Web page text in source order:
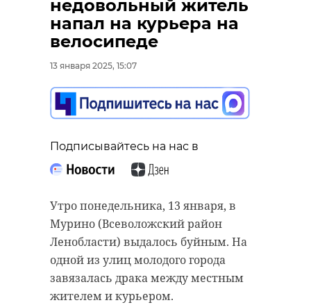
недовольный житель
напал на курьера на
велосипеде
13 января 2025, 15:07
Подписывайтесь на нас в
Утро понедельника, 13 января, в
Мурино (Всеволожский район
Ленобласти) выдалось буйным. На
одной из улиц молодого города
завязалась драка между местным
жителем и курьером.
По информации на 1 января 2025
зарегистрировано 1 434 622
Количество избирателей в 47
регионе увеличилось на 12 717
человек за год - примерно на
0,89%. За последнюю декаду лет
количество избирателей в области
"Мерседесу" и попал
в ДТП - видео
больницу после аварии с
автобусом в Петербурге. Утром в
понедельник, 13 января, "МАЗ"
протаранил "Мерседес".
Как сообщает ГУ МВД по двум